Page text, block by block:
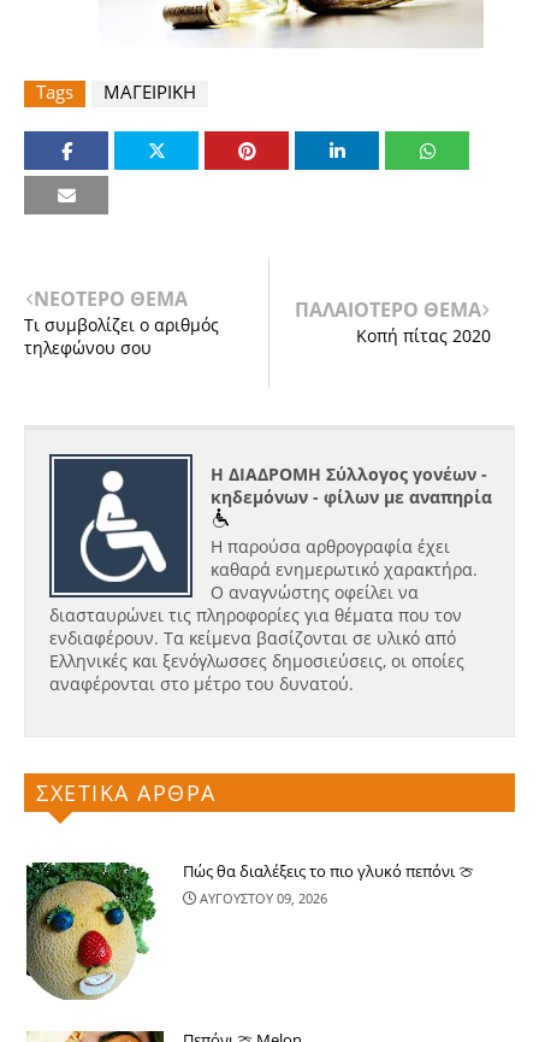
Tags ΜΑΓΕΙΡΙΚΗ
ΝΕΟΤΕΡΟ ΘΕΜΑ
Τι συμβολίζει ο αριθμός
τηλεφώνου σου
ΠΑΛΑΙΟΤΕΡΟ ΘΕΜΑ
Κοπή πίτας 2020
Η ΔΙΑΔΡΟΜΗ Σύλλογος γονέων -
κηδεμόνων - φίλων με αναπηρία
Η παρούσα αρθρογραφία έχει
καθαρά ενημερωτικό χαρακτήρα.
Ο αναγνώστης οφείλει να
διασταυρώνει τις πληροφορίες για θέματα που τον
ενδιαφέρουν. Τα κείμενα βασίζονται σε υλικό από
Ελληνικές και ξενόγλωσσες δημοσιεύσεις, οι οποίες
αναφέρονται στο μέτρο του δυνατού.
ΣΧΕΤΙΚΑ ΑΡΘΡΑ
Πώς θα διαλέξεις το πιο γλυκό πεπόνι 🍈
ΑΥΓΟΥΣΤΟΥ 09, 2026